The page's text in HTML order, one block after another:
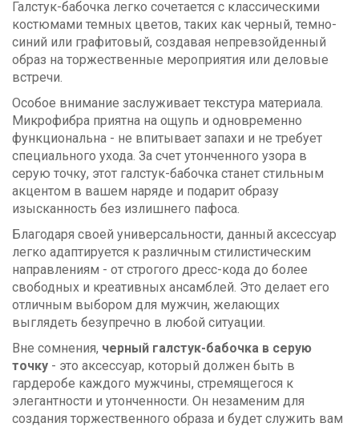
Галстук-бабочка легко сочетается с классическими
костюмами темных цветов, таких как черный, темно-
синий или графитовый, создавая непревзойденный
образ на торжественные мероприятия или деловые
встречи.
Особое внимание заслуживает текстура материала.
Микрофибра приятна на ощупь и одновременно
функциональна - не впитывает запахи и не требует
специального ухода. За счет утонченного узора в
серую точку, этот галстук-бабочка станет стильным
акцентом в вашем наряде и подарит образу
изысканность без излишнего пафоса.
Благодаря своей универсальности, данный аксессуар
легко адаптируется к различным стилистическим
направлениям - от строгого дресс-кода до более
свободных и креативных ансамблей. Это делает его
отличным выбором для мужчин, желающих
выглядеть безупречно в любой ситуации.
Вне сомнения, черный галстук-бабочка в серую
точку - это аксессуар, который должен быть в
гардеробе каждого мужчины, стремящегося к
элегантности и утонченности. Он незаменим для
создания торжественного образа и будет служить вам